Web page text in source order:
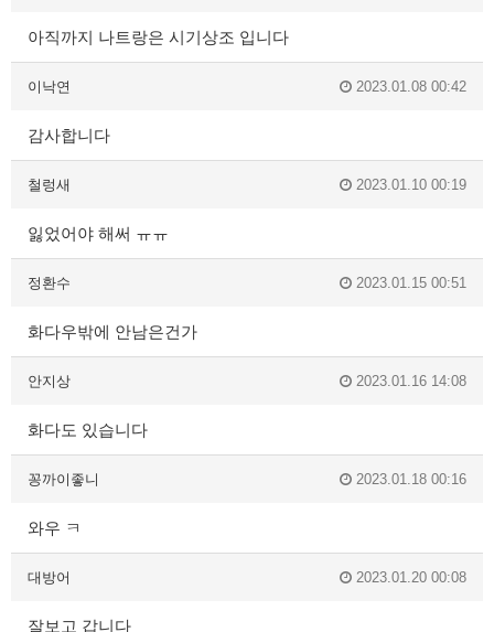
아직까지 나트랑은 시기상조 입니다
이낙연 2023.01.08 00:42
감사합니다
철렁새 2023.01.10 00:19
잃었어야 해써 ㅠㅠ
정환수 2023.01.15 00:51
화다우밖에 안남은건가
안지상 2023.01.16 14:08
화다도 있습니다
꽁까이좋니 2023.01.18 00:16
와우 ㅋ
대방어 2023.01.20 00:08
잘보고 갑니다